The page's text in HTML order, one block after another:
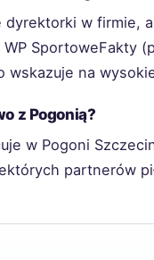
dyrektorki w firmie,
WP SportoweFakty
wskazuje na
z Pogonią?
w Pogoni
partnerów